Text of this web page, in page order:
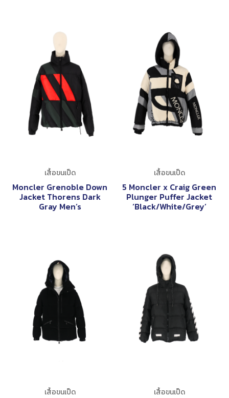
เสื้อขนเป็ด
Moncler Grenoble Down
Jacket Thorens Dark
Gray Men’s
เสื้อขนเป็ด
5 Moncler x Craig Green
Plunger Puffer Jacket
‘Black/White/Grey’
เสื้อขนเป็ด เสื้อขนเป็ด